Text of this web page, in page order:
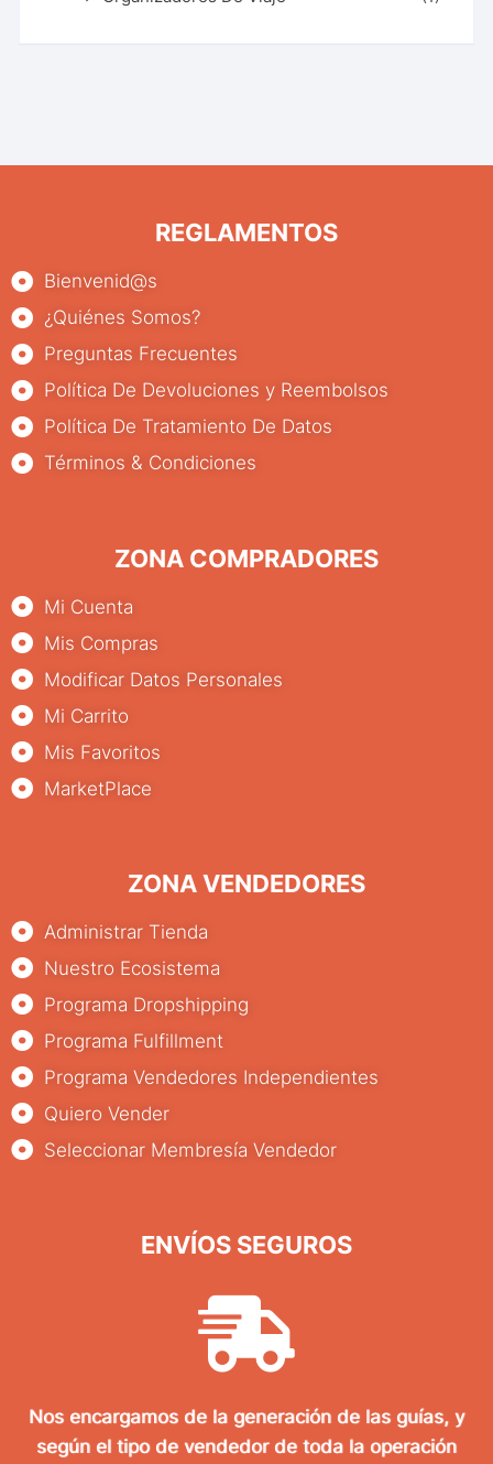
REGLAMENTOS
Bienvenid@s
¿Quiénes Somos?
Preguntas Frecuentes
Política De Devoluciones y Reembolsos
Política De Tratamiento De Datos
Términos & Condiciones
ZONA COMPRADORES
Mi Cuenta
Mis Compras
Modificar Datos Personales
Mi Carrito
Mis Favoritos
MarketPlace
ZONA VENDEDORES
Administrar Tienda
Nuestro Ecosistema
Programa Dropshipping
Programa Fulfillment
Programa Vendedores Independientes
Quiero Vender
Seleccionar Membresía Vendedor
ENVÍOS SEGUROS
Nos encargamos de la generación de las guías, y
según el tipo de vendedor de toda la operación